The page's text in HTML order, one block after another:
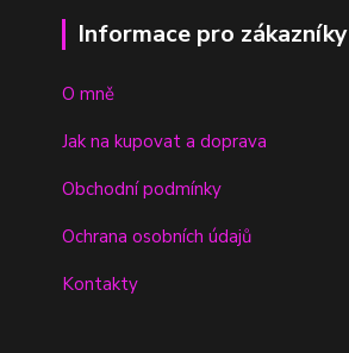
Informace pro zákazníky
O mně
Jak na kupovat a doprava
Obchodní podmínky
Ochrana osobních údajů
Kontakty